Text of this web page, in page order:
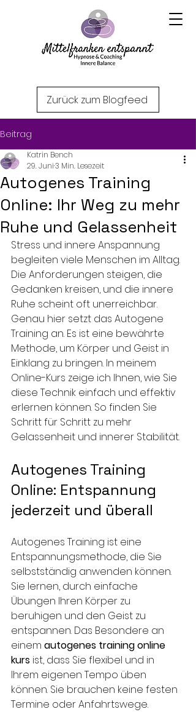
Zurück zum Blogfeed
Beitrag
Autogenes Training
Online: Ihr Weg zu mehr
Ruhe und Gelassenheit
Katrin Bench
29. Juni3 Min. Lesezeit
Stress und innere Anspannung
begleiten viele Menschen im Alltag.
Die Anforderungen steigen, die
Gedanken kreisen, und die innere
Ruhe scheint oft unerreichbar.
Genau hier setzt das Autogene
Training an. Es ist eine bewährte
Methode, um Körper und Geist in
Einklang zu bringen. In meinem
Online-Kurs zeige ich Ihnen, wie Sie
diese Technik einfach und effektiv
erlernen können. So finden Sie
Schritt für Schritt zu mehr
Gelassenheit und innerer Stabilität.
Autogenes Training
Online: Entspannung
jederzeit und überall
Autogenes Training ist eine
Entspannungsmethode, die Sie
selbstständig anwenden können.
Sie lernen, durch einfache
Übungen Ihren Körper zu
beruhigen und den Geist zu
entspannen. Das Besondere an
einem autogenes training online
kurs ist, dass Sie flexibel und in
Ihrem eigenen Tempo üben
können. Sie brauchen keine festen
Termine oder Anfahrtswege.